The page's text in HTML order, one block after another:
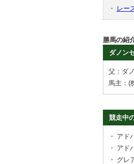
・
レー
勝馬の紹
ダノン
父：ダ
馬主：(
競走中
・ アド
・ アド
・ グレ